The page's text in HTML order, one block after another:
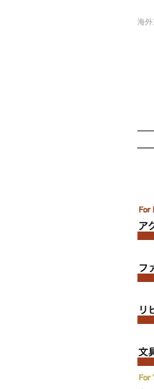
海外